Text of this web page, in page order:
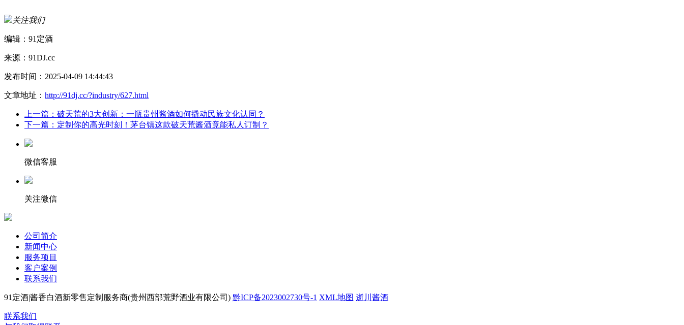
关注我们
编辑：91定酒
来源：91DJ.cc
发布时间：2025-04-09 14:44:43
文章地址： http://91dj.cc/?industry/627.html
上一篇：破天荒的3大创新：一瓶贵州酱酒如何撬动民族文化认同？
下一篇：定制你的高光时刻！茅台镇这款破天荒酱酒竟能私人订制？
微信客服
关注微信
公司简介
新闻中心
服务项目
客户案例
联系我们
91定酒|酱香白酒新零售定制服务商(贵州西部荒野酒业有限公司) 黔ICP备2023002730号-1 XML地图 逝川酱酒
联系我们